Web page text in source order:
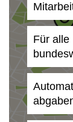
Für alle